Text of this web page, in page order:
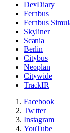
DevDiary
Fernbus
Fernbus
Skyliner
Scania
Berlin
Citybus
Neoplan
Citywide
TrackIR
Facebook
Twitter
Instagram
YouTube